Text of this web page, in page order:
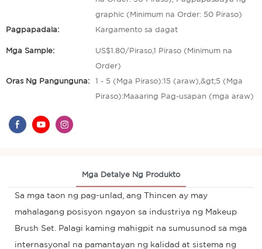
graphic (Minimum na Order: 50 Piraso)
Pagpapadala: Kargamento sa dagat
Mga Sample: US$1.80/Piraso,1 Piraso (Minimum na
Order)
Oras Ng Pangunguna: 1 - 5 (Mga Piraso):15 (araw),&gt;5 (Mga
Piraso):Maaaring Pag-usapan (mga araw)
Mga Detalye Ng Produkto
Sa mga taon ng pag-unlad, ang Thincen ay may
mahalagang posisyon ngayon sa industriya ng Makeup
Brush Set. Palagi kaming mahigpit na sumusunod sa mga
internasyonal na pamantayan ng kalidad at sistema ng